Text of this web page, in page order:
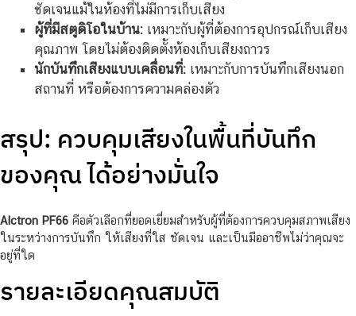
ชัดเจนแม้ในห้องที่ไม่มีการเก็บเสียง
ผู้ที่มีสตูดิโอในบ้าน:เหมาะกับผู้ที่ต้องการอุปกรณ์เก็บเสียง
คุณภาพ โดยไม่ต้องติดตั้งห้องเก็บเสียงถาวร
นักบันทึกเสียงแบบเคลื่อนที่:เหมาะกับการบันทึกเสียงนอก
สถานที่ หรือต้องการความคล่องตัว
สรุป: ควบคุมเสียงในพื้นที่บันทึก
ของคุณ ได้อย่างมั่นใจ
Alctron PF66 คือตัวเลือกที่ยอดเยี่ยมสำหรับผู้ที่ต้องการควบคุมสภาพเสียง
ในระหว่างการบันทึก ให้เสียงที่ใส ชัดเจน และเป็นมืออาชีพไม่ว่าคุณจะ
อยู่ที่ใด
รายละเอียดคุณสมบัติ